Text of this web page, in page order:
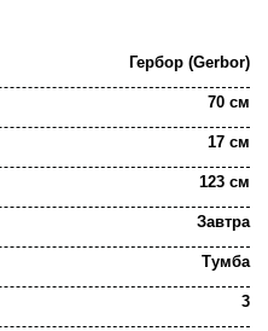
Гербор (Gerbor)
70 см
17 см
123 см
Завтра
Тумба
3